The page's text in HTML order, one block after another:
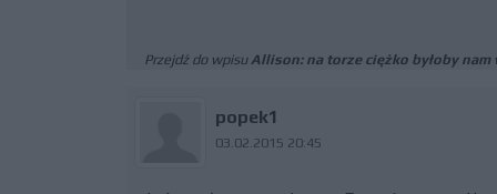
Przejdź do wpisuAllison: na torze ciężko byłoby nam
popek1
03.02.2015 20:45